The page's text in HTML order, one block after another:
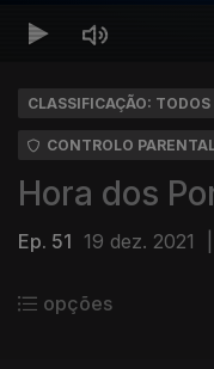
CLASSIFICAÇÃO: TODOS
CONTROLO
Hora dos
Ep. 51 19 dez. 2021
opções